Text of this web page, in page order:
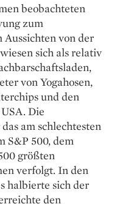
beobachteten
zum
Aussichten von der
sich als relativ
von Yogahosen,
und den
Die
am schlechtesten
S&P 500, dem
größten
verfolgt. In den
halbierte sich der
den